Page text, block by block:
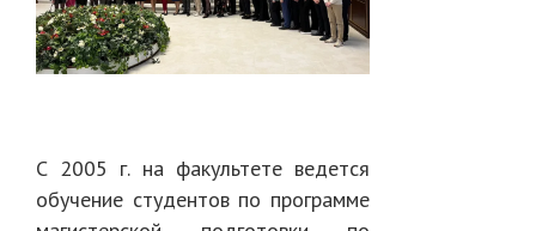
С 2005 г. на факультете ведется
обучение студентов по программе